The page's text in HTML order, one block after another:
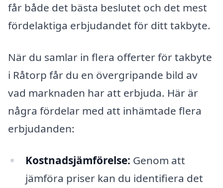
får både det bästa beslutet och det mest
fördelaktiga erbjudandet för ditt takbyte.
När du samlar in flera offerter för takbyte
i Råtorp får du en övergripande bild av
vad marknaden har att erbjuda. Här är
några fördelar med att inhämtade flera
erbjudanden:
Kostnadsjämförelse: Genom att
jämföra priser kan du identifiera det